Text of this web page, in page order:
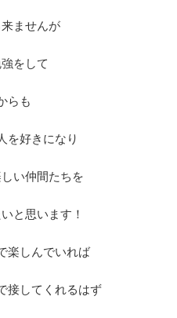
ませんが
をして
らも
を好きになり
い仲間たちを
と思います！
楽しんでいれば
接してくれるはず